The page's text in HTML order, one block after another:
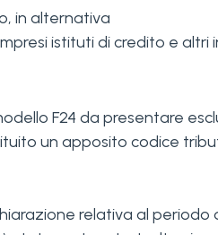
in alternativa
istituti di credito e
F24 da presentare
un apposito codice
relativa al periodo